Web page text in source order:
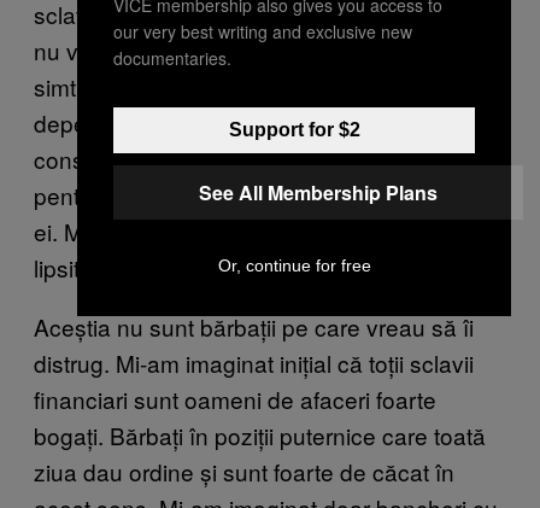
sclavi financiari este o soluție. Acești bărbați
nu vor să performeze sexual pentru că se
simt inferiori. Adeseori acest fetish devine o
dependență. Vor să se ruineze, să ajungă
constant pe punctul de a pierde totul doar
pentru a satisface femei cărora nu le pasă de
ei. M-a șocat să aud cât de directă și de
lipsită de remuşcări era.
Aceștia nu sunt bărbații pe care vreau să îi
distrug. Mi-am imaginat inițial că toții sclavii
financiari sunt oameni de afaceri foarte
bogați. Bărbați în poziții puternice care toată
ziua dau ordine și sunt foarte de căcat în
our very best writing and exclusive new
documentaries.
Support for $2
See All Membership Plans
Or, continue for free